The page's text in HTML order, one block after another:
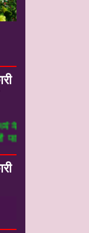
फार्म मध्ये येथे
आपली माहीती फार्म